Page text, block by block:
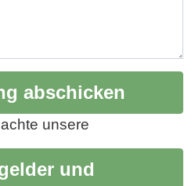
unsere
und